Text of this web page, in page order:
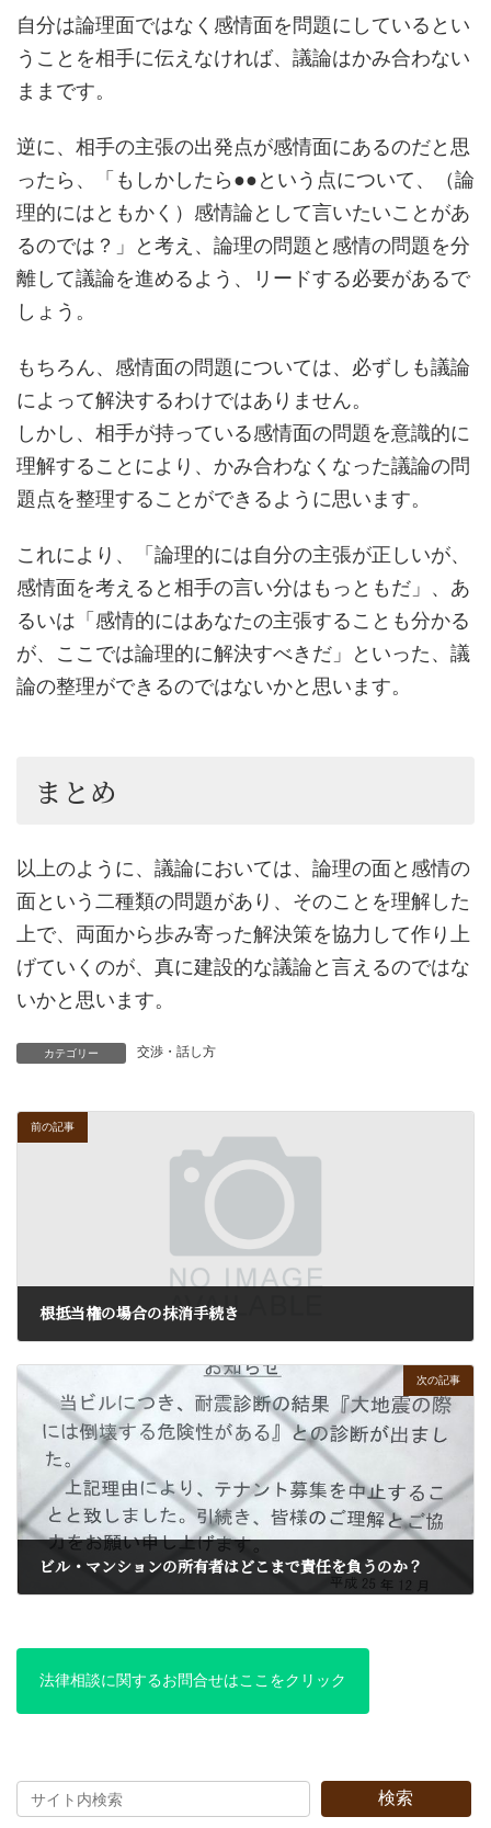
自分は論理面ではなく感情面を問題にしているとい
うことを相手に伝えなければ、議論はかみ合わない
ままです。
逆に、相手の主張の出発点が感情面にあるのだと思
ったら、「もしかしたら●●という点について、（論
理的にはともかく）感情論として言いたいことがあ
るのでは？」と考え、論理の問題と感情の問題を分
離して議論を進めるよう、リードする必要があるで
しょう。
もちろん、感情面の問題については、必ずしも議論
によって解決するわけではありません。
しかし、相手が持っている感情面の問題を意識的に
理解することにより、かみ合わなくなった議論の問
題点を整理することができるように思います。
これにより、「論理的には自分の主張が正しいが、
感情面を考えると相手の言い分はもっともだ」、あ
るいは「感情的にはあなたの主張することも分かる
が、ここでは論理的に解決すべきだ」といった、議
論の整理ができるのではないかと思います。
まとめ
以上のように、議論においては、論理の面と感情の
面という二種類の問題があり、そのことを理解した
上で、両面から歩み寄った解決策を協力して作り上
げていくのが、真に建設的な議論と言えるのではな
いかと思います。
カテゴリー 交渉・話し方
前の記事
根抵当権の場合の抹消手続き
次の記事
ビル・マンションの所有者はどこまで責任を負うのか？
法律相談に関するお問合せはここをクリック
検索